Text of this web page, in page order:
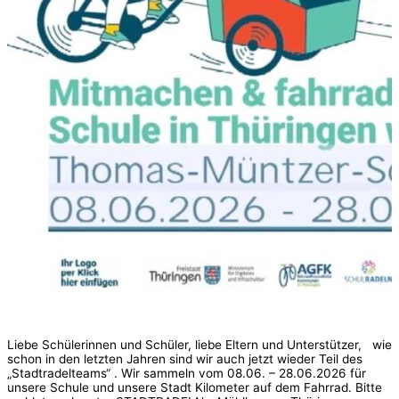
Liebe Schülerinnen und Schüler, liebe Eltern und Unterstützer, wie
schon in den letzten Jahren sind wir auch jetzt wieder Teil des
„Stadtradelteams“ . Wir sammeln vom 08.06. – 28.06.2026 für
unsere Schule und unsere Stadt Kilometer auf dem Fahrrad. Bitte